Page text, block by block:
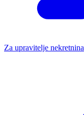
Za upravitelje nekretnina